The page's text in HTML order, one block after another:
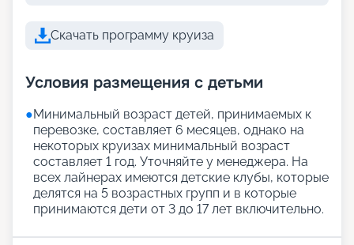
Скачать программу круиза
Условия размещения с детьми
●Минимальный возраст детей, принимаемых к
перевозке, составляет 6 месяцев, однако на
некоторых круизах минимальный возраст
составляет 1 год. Уточняйте у менеджера. На
всех лайнерах имеются детские клубы, которые
делятся на 5 возрастных групп и в которые
принимаются дети от 3 до 17 лет включительно.